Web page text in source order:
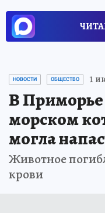
НОВОСТИ ОБЩЕСТВО 1
В Приморье
морском
могла
Животное
крови